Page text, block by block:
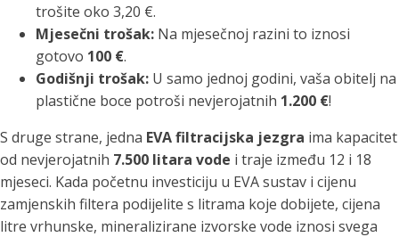
trošite oko 3,20 €.
Mjesečni trošak: Na mjesečnoj razini to iznosi
gotovo 100 €.
Godišnji trošak: U samo jednoj godini, vaša obitelj na
plastične boce potroši nevjerojatnih 1.200 €!
S druge strane, jedna EVA filtracijska jezgra ima kapacitet
od nevjerojatnih 7.500 litara vode i traje između 12 i 18
mjeseci. Kada početnu investiciju u EVA sustav i cijenu
zamjenskih filtera podijelite s litrama koje dobijete, cijena
litre vrhunske, mineralizirane izvorske vode iznosi svega